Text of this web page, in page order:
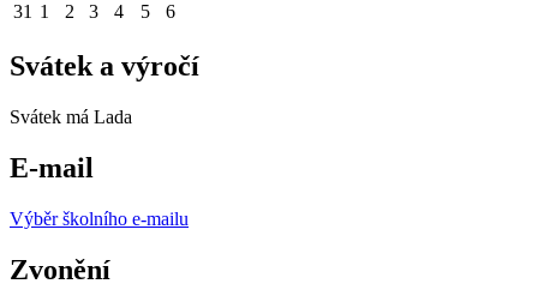
31 1 2 3 4 5 6
Svátek a výročí
Svátek má Lada
E-mail
Výběr školního e-mailu
Zvonění